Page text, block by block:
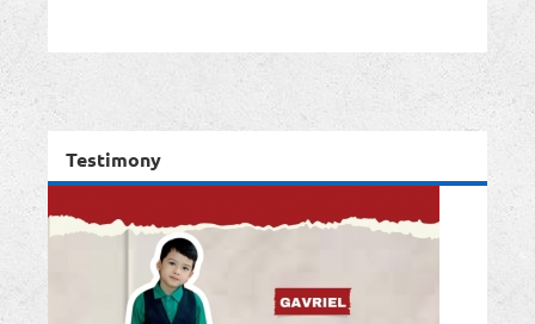
Testimony